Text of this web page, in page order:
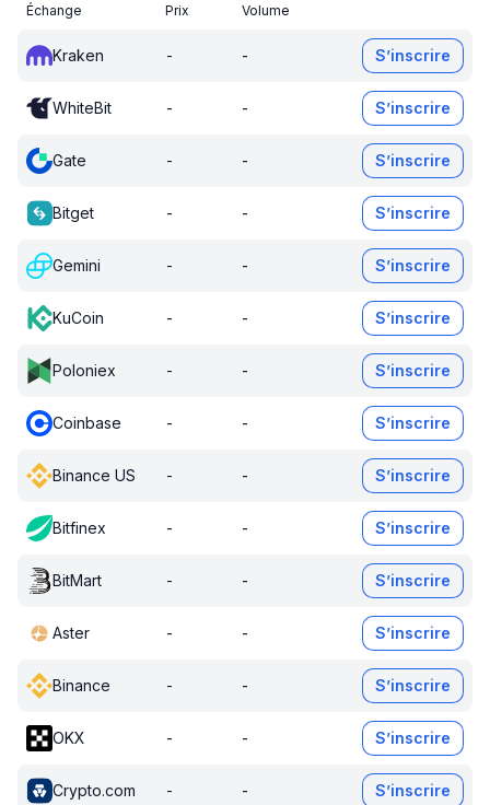
Échange Prix Volume
Kraken - - S’inscrire
WhiteBit - - S’inscrire
Gate - - S’inscrire
Bitget - - S’inscrire
Gemini - - S’inscrire
KuCoin - - S’inscrire
Poloniex - - S’inscrire
Coinbase - - S’inscrire
Binance US - - S’inscrire
Bitfinex - - S’inscrire
BitMart - - S’inscrire
Aster - - S’inscrire
Binance - - S’inscrire
OKX - - S’inscrire
Crypto.com - - S’inscrire